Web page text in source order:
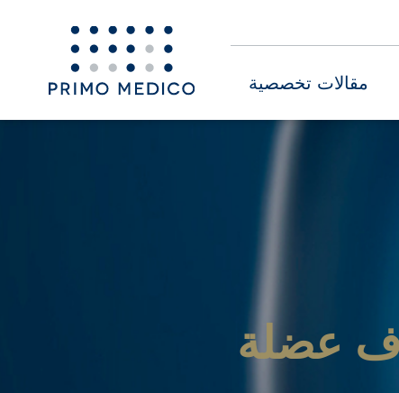
مقالات تخصصية
عضلة